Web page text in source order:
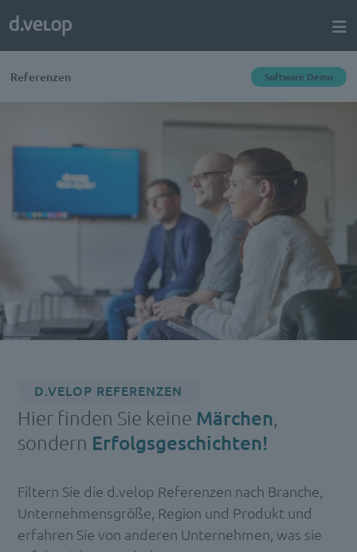
Referenzen Software Demo
D.VELOP REFERENZEN
Hier finden Sie keine Märchen
sondern Erfolgsgeschichten!
Filtern Sie die d.velop Referenzen nach Branche,
Unternehmensgröße, Region und Produkt und
erfahren Sie von anderen Unternehmen, was sie